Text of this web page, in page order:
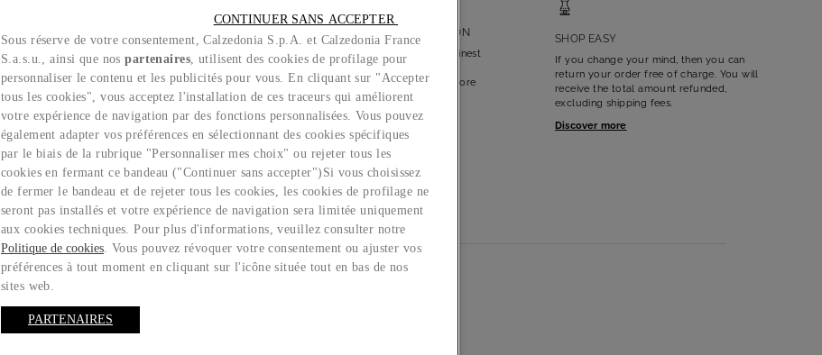
DISCOVER OUR BRIDAL COLLECTION
More than 300 styles, shapes and the finest
fabrics. Discover our Bridal Collection
online or Book an appointment for a store
visit
SHOP EASY
If you change your mind, then you can
return your order free of charge. You will
receive the total amount refunded,
excluding shipping fees.
Discover more
Sous réserve de votre consentement, Calzedonia S.p.A. et Calzedonia France
S.a.s.u., ainsi que nospartenaires , utilisent des cookies de profilage pour
personnaliser le contenu et les publicités pour vous. En cliquant sur "Accepter
tous les cookies", vous acceptez l'installation de ces traceurs qui améliorent
votre expérience de navigation par des fonctions personnalisées. Vous pouvez
également adapter vos préférences en sélectionnant des cookies spécifiques
par le biais de la rubrique "Personnaliser mes choix" ou rejeter tous les
cookies en fermant ce bandeau ("Continuer sans accepter")​ Si vous choisissez
de fermer le bandeau et de rejeter tous les cookies, les cookies de profilage ne
seront pas installés et votre expérience de navigation sera limitée uniquement
aux cookies techniques. Pour plus d'informations, veuillez consulter notre
Politique de cookies . Vous pouvez révoquer votre consentement ou ajuster vos
préférences à tout moment en cliquant sur l'icône située tout en bas de nos
sites web.
PARTENAIRES